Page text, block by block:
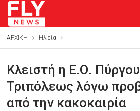
ΑΡΧΙΚΗ Ηλεία
Κλειστή η Ε.Ο.
Τριπόλεως λόγω
από την κακοκαιρία